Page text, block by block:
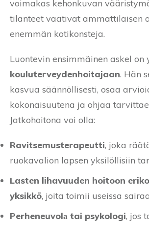
voimakas kehonkuvan
tilanteet vaativat ammattilaisen
enemmän kotikonsteja.
Luontevin ensimmäinen askel on
kouluterveydenhoitajaan. Hän
kasvua säännöllisesti, osaa
kokonaisuutena ja ohjaa
Jatkohoitona voi olla:
Ravitsemusterapeutti, joka
ruokavalion lapsen yksilöllisiin
Lasten lihavuuden hoitoon
yksikkö, joita toimii useissa
Perheneuvolа tai psykologi, jos